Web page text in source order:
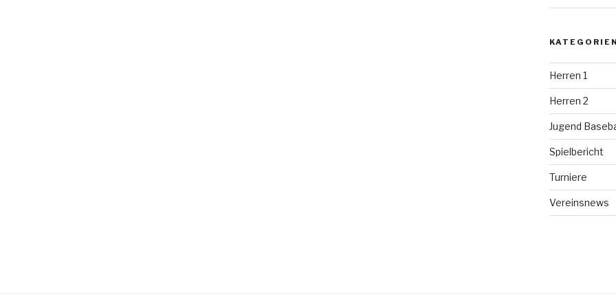
Herren 1
Herren 2
Jugend
Spielbericht
Turniere
Vereinsnews